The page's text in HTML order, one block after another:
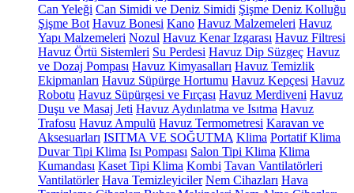
Can Yeleği Can Simidi ve Deniz Simidi Şişme Deniz Kolluğu
Şişme Bot Havuz Bonesi Kano Havuz Malzemeleri Havuz
Yapı Malzemeleri Nozul Havuz Kenar Izgarası Havuz Filtresi
Havuz Örtü Sistemleri Su Perdesi Havuz Dip Süzgeç Havuz
ve Dozaj Pompası Havuz Kimyasalları Havuz Temizlik
Ekipmanları Havuz Süpürge Hortumu Havuz Kepçesi Havuz
Robotu Havuz Süpürgesi ve Fırçası Havuz Merdiveni Havuz
Duşu ve Masaj Jeti Havuz Aydınlatma ve Isıtma Havuz
Trafosu Havuz Ampulü Havuz Termometresi Karavan ve
Aksesuarları ISITMA VE SOĞUTMA Klima Portatif Klima
Duvar Tipi Klima Isı Pompası Salon Tipi Klima Klima
Kumandası Kaset Tipi Klima Kombi Tavan Vantilatörleri
Vantilatörler Hava Temizleyiciler Nem Cihazları Hava